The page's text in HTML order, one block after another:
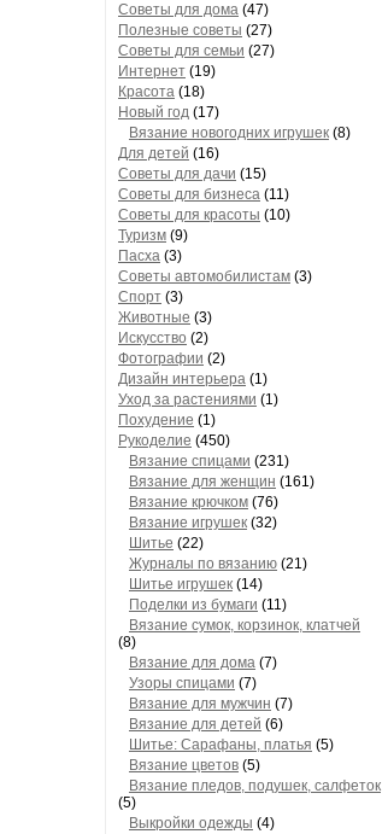
Советы для дома (47)
Полезные советы (27)
Советы для семьи (27)
Интернет (19)
Красота (18)
Новый год (17)
Вязание новогодних игрушек (8)
Для детей (16)
Советы для дачи (15)
Советы для бизнеса (11)
Советы для красоты (10)
Туризм (9)
Пасха (3)
Советы автомобилистам (3)
Спорт (3)
Животные (3)
Искусство (2)
Фотографии (2)
Дизайн интерьера (1)
Уход за растениями (1)
Похудение (1)
Рукоделие (450)
Вязание спицами (231)
Вязание для женщин (161)
Вязание крючком (76)
Вязание игрушек (32)
Шитье (22)
Журналы по вязанию (21)
Шитье игрушек (14)
Поделки из бумаги (11)
Вязание сумок, корзинок, клатчей
(8)
Вязание для дома (7)
Узоры спицами (7)
Вязание для мужчин (7)
Вязание для детей (6)
Шитье: Сарафаны, платья (5)
Вязание цветов (5)
Вязание пледов, подушек, салфеток
(5)
Выкройки одежды (4)